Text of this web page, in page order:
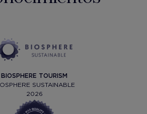
BIOSPHERE TOURISM
SUSTAINABLE
2026